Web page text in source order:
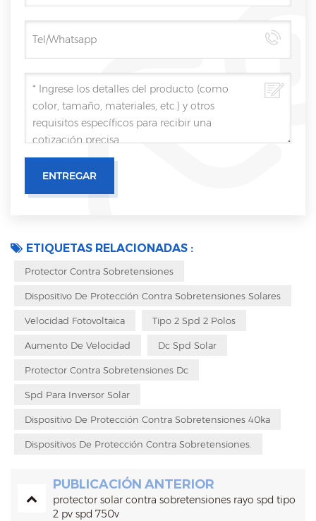
ETIQUETAS RELACIONADAS :
Protector Contra Sobretensiones
Dispositivo De Protección Contra Sobretensiones Solares
Velocidad Fotovoltaica Tipo 2 Spd 2 Polos
Aumento De Velocidad Dc Spd Solar
Protector Contra Sobretensiones Dc
Spd Para Inversor Solar
Dispositivo De Protección Contra Sobretensiones 40ka
Dispositivos De Protección Contra Sobretensiones.
PUBLICACIÓN ANTERIOR
protector solar contra sobretensiones rayo spd tipo
2 pv spd 750v